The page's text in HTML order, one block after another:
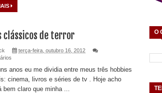
O
clássicos de terror
terça-feira, outubro 16, 2012
anos eu me dividia entre meus três hobbies
cinema, livros e séries de tv . Hoje acho
bem claro que minha ...